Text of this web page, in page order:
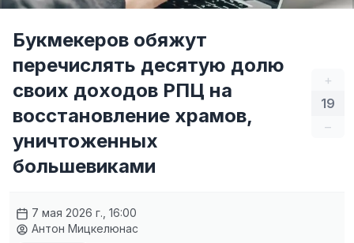
+
19
–
Букмекеров обяжут
перечислять десятую долю
своих доходов РПЦ на
восстановление храмов,
уничтоженных
большевиками
7 мая 2026 г., 16:00
Антон Мицкелюнас